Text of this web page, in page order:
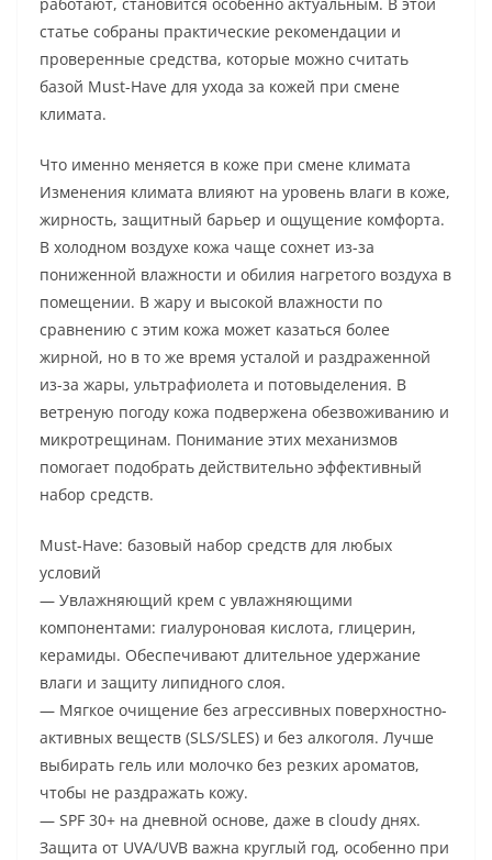
статье собраны практические рекомендации и
проверенные средства, которые можно считать
базой Must-Have для ухода за кожей при смене
климата.
Что именно меняется в коже при смене климата
Изменения климата влияют на уровень влаги в коже,
жирность, защитный барьер и ощущение комфорта.
В холодном воздухе кожа чаще сохнет из-за
пониженной влажности и обилия нагретого воздуха в
помещении. В жару и высокой влажности по
сравнению с этим кожа может казаться более
жирной, но в то же время усталой и раздраженной
из-за жары, ультрафиолета и потовыделения. В
ветреную погоду кожа подвержена обезвоживанию и
микротрещинам. Понимание этих механизмов
помогает подобрать действительно эффективный
набор средств.
Must-Have: базовый набор средств для любых
условий
— Увлажняющий крем с увлажняющими
компонентами: гиалуроновая кислота, глицерин,
керамиды. Обеспечивают длительное удержание
влаги и защиту липидного слоя.
— Мягкое очищение без агрессивных поверхностно-
активных веществ (SLS/SLES) и без алкоголя. Лучше
выбирать гель или молочко без резких ароматов,
чтобы не раздражать кожу.
— SPF 30+ на дневной основе, даже в cloudy днях.
Защита от UVA/UVB важна круглый год, особенно при